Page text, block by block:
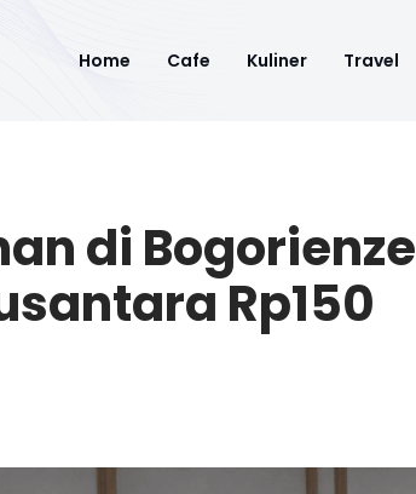
Home Cafe Kuliner Travel
di Bogorienze
Rp150